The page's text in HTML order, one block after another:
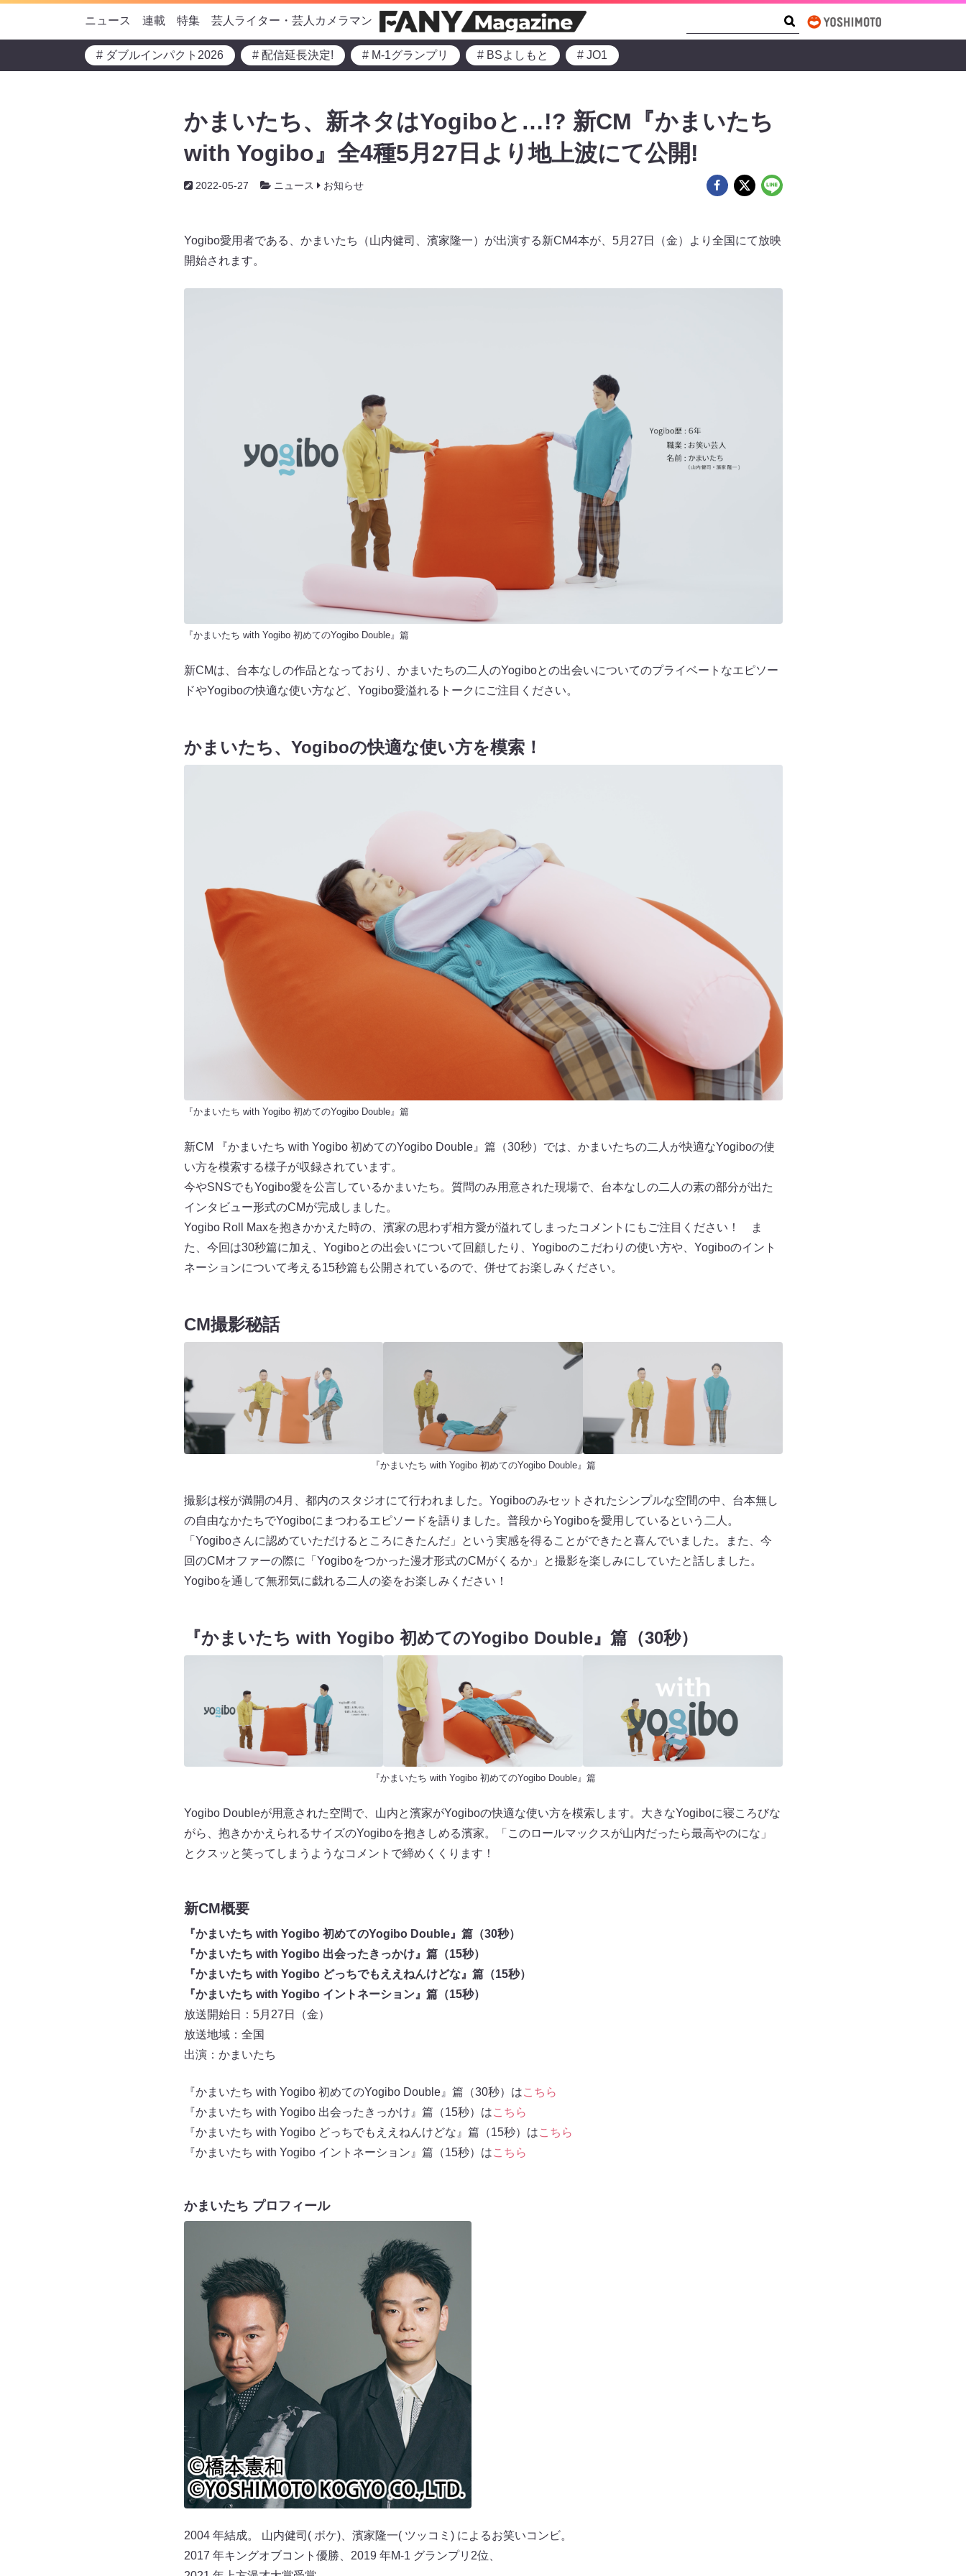
ニュース 連載 特集 芸人ライター・芸人カメラマン
# ダブルインパクト2026 # 配信延長決定! # M-1グランプリ # BSよしもと # JO1
かまいたち、新ネタはYogiboと…!? 新CM『かまいたち
with Yogibo』全4種5月27日より地上波にて公開!
2022-05-27 ニュース お知らせ
Yogibo愛用者である、かまいたち（山内健司、濱家隆一）が出演する新CM4本が、5月27日（金）より全国にて放映
開始されます。
『かまいたち with Yogibo 初めてのYogibo Double』篇
新CMは、台本なしの作品となっており、かまいたちの二人のYogiboとの出会いについてのプライベートなエピソー
ドやYogiboの快適な使い方など、Yogibo愛溢れるトークにご注目ください。
かまいたち、Yogiboの快適な使い方を模索！
『かまいたち with Yogibo 初めてのYogibo Double』篇
新CM 『かまいたち with Yogibo 初めてのYogibo Double』篇（30秒）では、かまいたちの二人が快適なYogiboの使
い方を模索する様子が収録されています。
今やSNSでもYogibo愛を公言しているかまいたち。質問のみ用意された現場で、台本なしの二人の素の部分が出た
インタビュー形式のCMが完成しました。
Yogibo Roll Maxを抱きかかえた時の、濱家の思わず相方愛が溢れてしまったコメントにもご注目ください！ ま
た、今回は30秒篇に加え、Yogiboとの出会いについて回顧したり、Yogiboのこだわりの使い方や、Yogiboのイント
ネーションについて考える15秒篇も公開されているので、併せてお楽しみください。
CM撮影秘話
『かまいたち with Yogibo 初めてのYogibo Double』篇
撮影は桜が満開の4月、都内のスタジオにて行われました。Yogiboのみセットされたシンプルな空間の中、台本無し
の自由なかたちでYogiboにまつわるエピソードを語りました。普段からYogiboを愛用しているという二人。
「Yogiboさんに認めていただけるところにきたんだ」という実感を得ることができたと喜んでいました。また、今
回のCMオファーの際に「Yogiboをつかった漫才形式のCMがくるか」と撮影を楽しみにしていたと話しました。
Yogiboを通して無邪気に戯れる二人の姿をお楽しみください！
『かまいたち with Yogibo 初めてのYogibo Double』篇（30秒）
『かまいたち with Yogibo 初めてのYogibo Double』篇
Yogibo Doubleが用意された空間で、山内と濱家がYogiboの快適な使い方を模索します。大きなYogiboに寝ころびな
がら、抱きかかえられるサイズのYogiboを抱きしめる濱家。「このロールマックスが山内だったら最高やのにな」
とクスッと笑ってしまうようなコメントで締めくくります！
新CM概要
『かまいたち with Yogibo 初めてのYogibo Double』篇（30秒）
『かまいたち with Yogibo 出会ったきっかけ』篇（15秒）
『かまいたち with Yogibo どっちでもええねんけどな』篇（15秒）
『かまいたち with Yogibo イントネーション』篇（15秒）
放送開始日：5月27日（金）
放送地域：全国
出演：かまいたち
『かまいたち with Yogibo 初めてのYogibo Double』篇（30秒）はこちら
『かまいたち with Yogibo 出会ったきっかけ』篇（15秒）はこちら
『かまいたち with Yogibo どっちでもええねんけどな』篇（15秒）はこちら
『かまいたち with Yogibo イントネーション』篇（15秒）はこちら
かまいたち プロフィール
2004 年結成。 山内健司( ボケ)、濱家隆一( ツッコミ) によるお笑いコンビ。
2017 年キングオブコント優勝、2019 年M-1 グランプリ2位、